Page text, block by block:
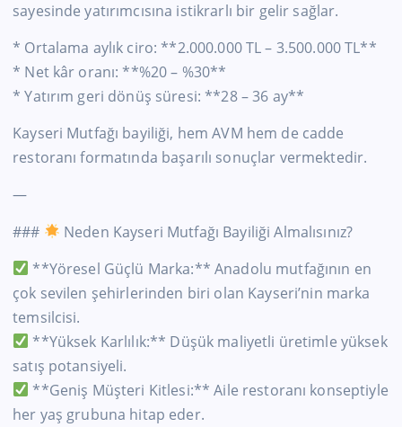
sayesinde yatırımcısına istikrarlı bir gelir sağlar.
* Ortalama aylık ciro: **2.000.000 TL – 3.500.000 TL**
* Net kâr oranı: **%20 – %30**
* Yatırım geri dönüş süresi: **28 – 36 ay**
Kayseri Mutfağı bayiliği, hem AVM hem de cadde
restoranı formatında başarılı sonuçlar vermektedir.
—
###
Neden Kayseri Mutfağı Bayiliği Almalısınız?
**Yöresel Güçlü Marka:** Anadolu mutfağının en
çok sevilen şehirlerinden biri olan Kayseri’nin marka
temsilcisi.
**Yüksek Karlılık:** Düşük maliyetli üretimle yüksek
satış potansiyeli.
**Geniş Müşteri Kitlesi:** Aile restoranı konseptiyle
her yaş grubuna hitap eder.